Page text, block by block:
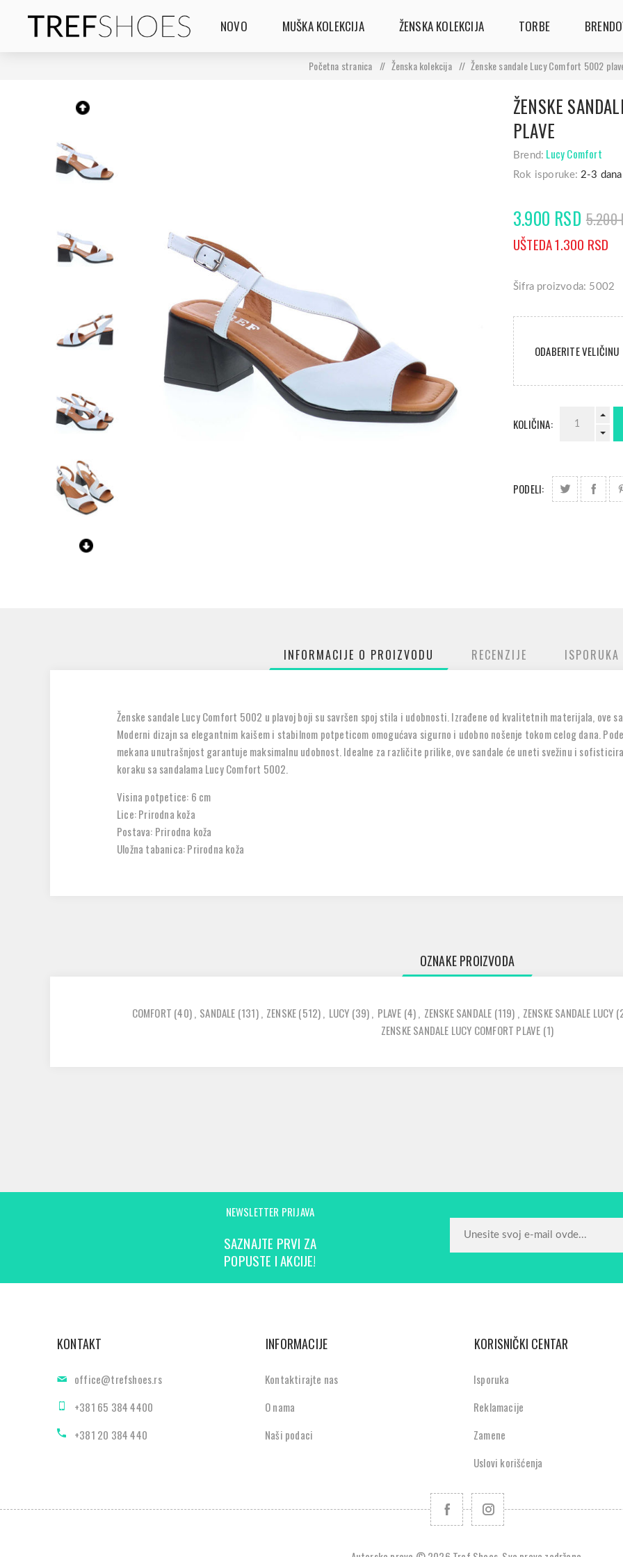
NOVO MUŠKA KOLEKCIJA ŽENSKA KOLEKCIJA TORBE
Početna stranica / Ženska kolekcija / Ženske sandale Lucy Comfort 5002
ŽENSKE
PLAVE
Brend: Lucy Comfort
Rok isporuke: 2-3 dana
3.900 RSD 5.200
UŠTEDA 1.300 RSD
Šifra proizvoda: 5002
ODABERITE VELIČINU
KOLIČINA:
PODELI:
INFORMACIJE O PROIZVODU RECENZIJE ISPORUKA
Ženske sandale Lucy Comfort 5002 u plavoj boji su savršen spoj stila i udobnosti. Izrađene od kvalitetnih materijala, ove
Moderni dizajn sa elegantnim kaišem i stabilnom potpeticom omogućava sigurno i udobno nošenje tokom celog dana.
mekana unutrašnjost garantuje maksimalnu udobnost. Idealne za različite prilike, ove sandale će uneti svežinu i
koraku sa sandalama Lucy Comfort 5002.
Visina potpetice: 6 cm
Lice: Prirodna koža
Postava: Prirodna koža
Uložna tabanica: Prirodna koža
OZNAKE PROIZVODA
COMFORT (40), SANDALE (131), ZENSKE(512), LUCY (39), PLAVE (4), ZENSKE SANDALE (119) , ZENSKE SANDALE LUCY
ZENSKE SANDALE LUCY COMFORT PLAVE (1)
NEWSLETTER PRIJAVA
SAZNAJTE PRVI ZA
POPUSTE I AKCIJE!
KONTAKT
office@trefshoes.rs
+381 65 384 4400
+381 20 384 440
INFORMACIJE
Kontaktirajte nas
O nama
Naši podaci
KORISNIČKI CENTAR
Isporuka
Reklamacije
Zamene
Uslovi korišćenja